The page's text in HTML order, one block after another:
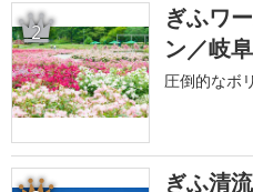
2
ぎふワ
ン／岐
圧倒的なボ
ぎふ清